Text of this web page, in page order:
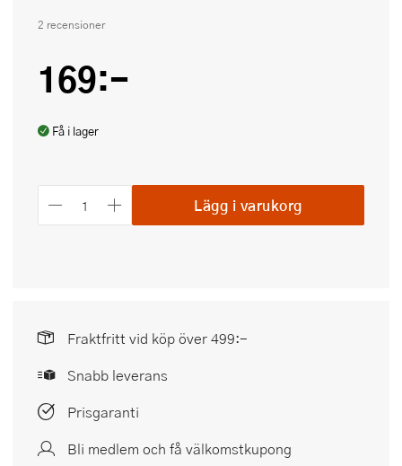
2 recensioner
169:-
Få i lager
Lägg i varukorg
Fraktfritt vid köp över 499:-
Snabb leverans
Prisgaranti
Bli medlem och få välkomstkupong